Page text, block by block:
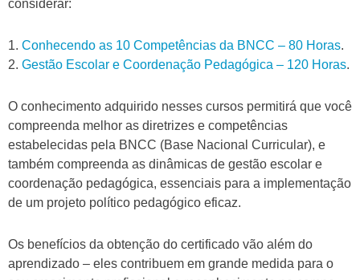
considerar:
1. Conhecendo as 10 Competências da BNCC – 80 Horas.
2. Gestão Escolar e Coordenação Pedagógica – 120 Horas.
O conhecimento adquirido nesses cursos permitirá que você
compreenda melhor as diretrizes e competências
estabelecidas pela BNCC (Base Nacional Curricular), e
também compreenda as dinâmicas de gestão escolar e
coordenação pedagógica, essenciais para a implementação
de um projeto político pedagógico eficaz.
Os benefícios da obtenção do certificado vão além do
aprendizado – eles contribuem em grande medida para o